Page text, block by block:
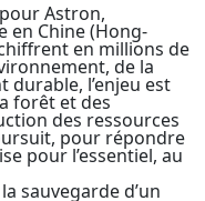
Astron,
en Chine (Hong-
en millions de
de la
l’enjeu est
forêt et des
des ressources
pour répondre
pour l’essentiel, au
sauvegarde d’un